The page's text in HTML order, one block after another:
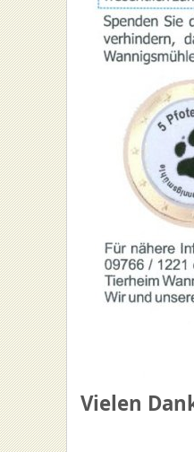
Vielen